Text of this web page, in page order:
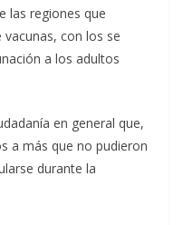
las regiones que
con los se
a los adultos
en general que,
a más que no pudieron
durante la